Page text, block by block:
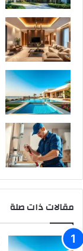
مقالات ذات صلة